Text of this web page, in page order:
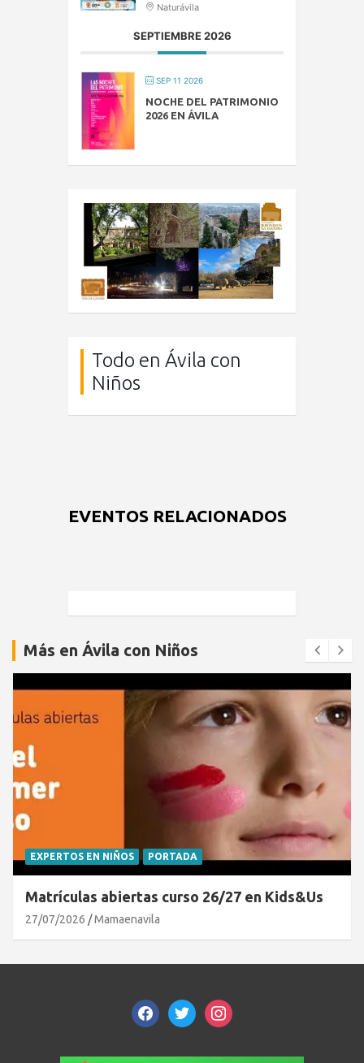
Naturávila
SEPTIEMBRE 2026
SEP 11 2026
NOCHE DEL PATRIMONIO
2026 EN ÁVILA
Todo en Ávila con
Niños
EVENTOS RELACIONADOS
Más en Ávila con Niños
EXPERTOS EN NIÑOS PORTADA
Matrículas abiertas curso 26/27 en Kids&Us
27/07/2026 Mamaenavila
facebooktwitterinstagram